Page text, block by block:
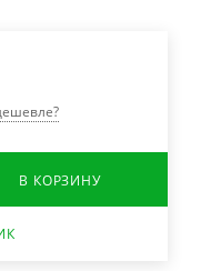
В КОРЗИНУ